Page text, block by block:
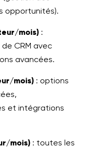
opportunités).
mois) :
CRM avec
avancées.
mois) : options
et intégrations
mois) : toutes les